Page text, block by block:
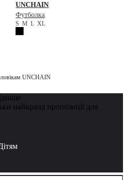
UNCHAIN
Футболка
SMLXL
UNCHAIN
найкращі пропозиції для